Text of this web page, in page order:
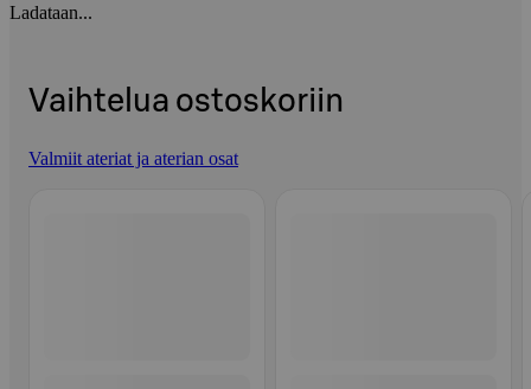
Ladataan...
Vaihtelua ostoskoriin
Valmiit ateriat ja aterian osat